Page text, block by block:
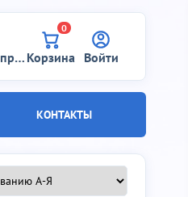
0
Корзина Войти
КОНТАКТЫ